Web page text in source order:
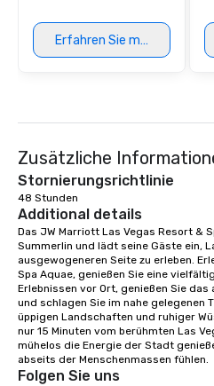
Erfahren Sie mehr
Zusätzliche
Stornierungsrichtlinie
48 Stunden
Additional details
Das JW Marriott Las Vegas Resort &
Summerlin und lädt seine Gäste ein,
ausgewogeneren Seite zu erleben.
Spa Aquae, genießen Sie eine
Erlebnissen vor Ort, genießen Sie
und schlagen Sie im nahe gelegenen
üppigen Landschaften und ruhiger
nur 15 Minuten vom berühmten Las
mühelos die Energie der Stadt
abseits der Menschenmassen fühlen.
Folgen Sie uns